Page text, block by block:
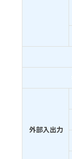
外部入出力